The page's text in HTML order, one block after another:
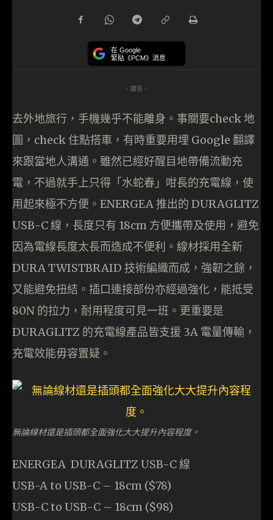
在 Google
緊貼《PCM》消息
- 廣告 -
去外地旅行，手機幾乎不能離身。事關要check 地
圖，check 住點搭車，有時重要用埋 Google 翻譯
來跟當地人溝通。雖然已經好醒目地帶備流動充
電，不過就手上只得「水蛇春」咁長的充電線，使
用起來極不方便。ENERGEA 推出的 DURAGLITZ
USB-C 線，長度只有 18cm 方便攜帶及使用，避免
因為電線長度太長而造成不便利。線材採用全新
DURA TWISTBRAID 技術編織而成，強韌之餘，
又能避免扭結。插口連接部份亦經過強化，能抵受
80N 的拉力，耐用程度可見一班。更重要是
DURAGLITZ 的充電線產品皆支援 3A 電量傳輸，
充電效能毋容置疑。
無論線材還是插頭都全面強化大大提升內容程度。
ENERGEA DURAGLITZ USB-C 線
USB-A to USB-C – 18cm ($78)
USB-C to USB-C – 18cm ($98)